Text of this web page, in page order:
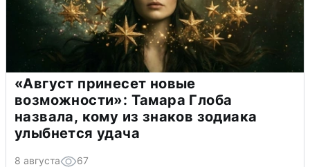
«Август принесет новые
возможности»: Тамара Глоба
назвала, кому из знаков зодиака
улыбнется удача
8 августа 67